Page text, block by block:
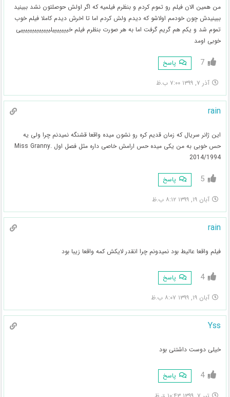
من همين الان فيلم رو تموم کردم و بنظرم فیلمیه که اگر اولش حوصلتون نشد ببینید
ببینیدش چون خودمم اولاشو که دیدم ولش کردم اما تا اخرش دیدم کاملا فیلم خوب
تموم شد و یکم هم گریم گرفت اما به هر صورت بنظرم فیلم خیییییییلیییییییییییییی
خوبی اومد
7 پاسخ
آذر ۷, ۱۳۹۹ ۷:۰۰ ب.ظ
rain
این ژانر سریال که زمان قدیم کره رو نشون میده واقعا قشنگه نمیدنم چرا ولی یه
حس خوبی به من یکی میده حس ارامش خاصی داره مثل فصل اول .Miss Granny
2014/1994
5 پاسخ
آبان ۱۹, ۱۳۹۹ ۸:۱۲ ب.ظ
rain
فیلم واقعا عالیط بود نمیدونم چرا انقدر لایکش کمه واقعا زیبا بود
4 پاسخ
آبان ۱۹, ۱۳۹۹ ۸:۰۷ ب.ظ
Yss
خیلی دوست داشتنی بود
4 پاسخ